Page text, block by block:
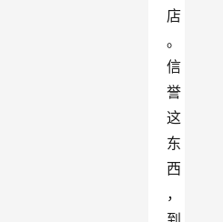
店
。
信
誉
这
东
西
，